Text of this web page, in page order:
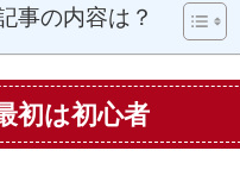
事の内容は？
初は初心者